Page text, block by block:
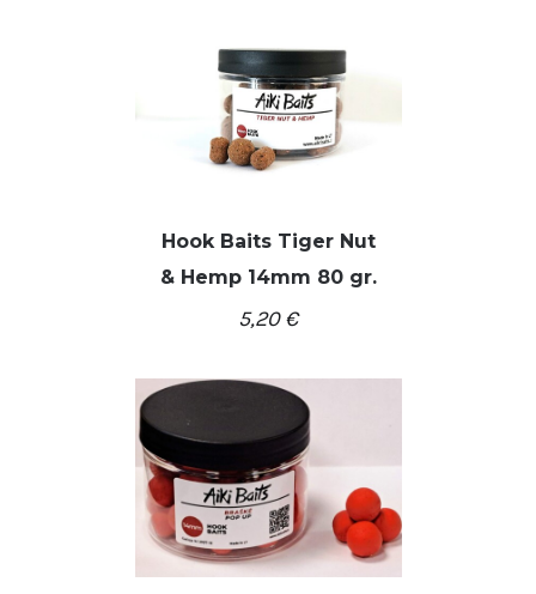
Hook Baits Tiger Nut
& Hemp 14mm 80 gr.
5,20€